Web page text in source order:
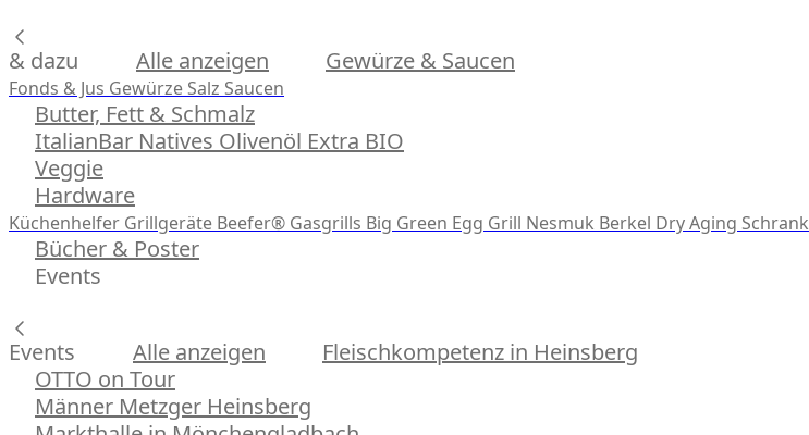
& dazu Alle anzeigen Gewürze & Saucen
Fonds & Jus Gewürze Salz Saucen
Butter, Fett & Schmalz
ItalianBar Natives Olivenöl Extra BIO
Veggie
Hardware
Küchenhelfer Grillgeräte Beefer® Gasgrills Big Green Egg Grill Nesmuk Berkel Dry Aging Schrank
Bücher & Poster
Events
Events Alle anzeigen
Fleischkompetenz in Heinsberg
OTTO on Tour
Männer Metzger Heinsberg